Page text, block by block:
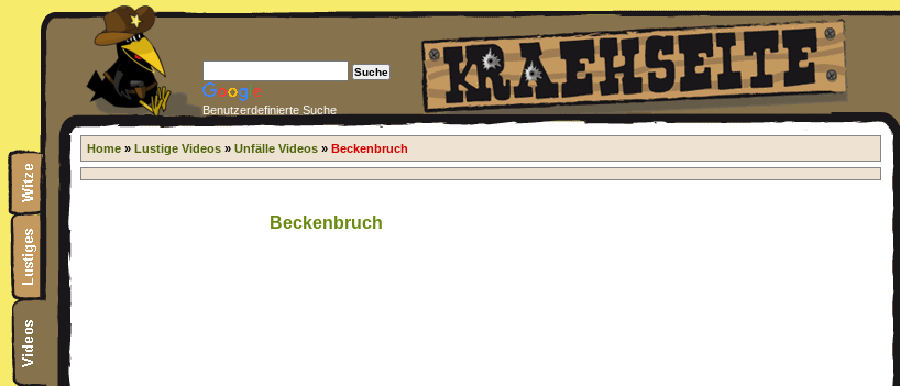
Benutzerdefinierte Suche
Home » Lustige Videos » Unfälle Videos » Beckenbruch
Beckenbruch